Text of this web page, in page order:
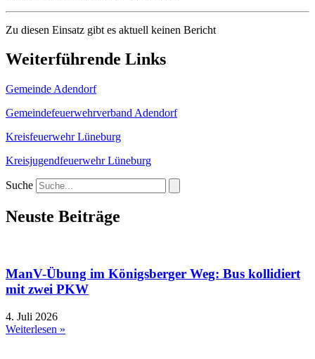
Zu diesen Einsatz gibt es aktuell keinen Bericht
Weiterführende Links
Gemeinde Adendorf
Gemeindefeuerwehrverband Adendorf
Kreisfeuerwehr Lüneburg
Kreisjugendfeuerwehr Lüneburg
Suche
Neuste Beiträge
ManV-Übung im Königsberger Weg: Bus kollidiert
mit zwei PKW
4. Juli 2026
Weiterlesen »